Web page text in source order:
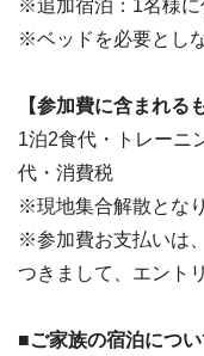
※追加宿泊：1名様に
※ベッドを必要とし
【参加費に含まれる
1泊2食代・トレーニ
代・消費税
※現地集合解散とな
※参加費お支払いは
つきまして、エント
■ご家族の宿泊につい